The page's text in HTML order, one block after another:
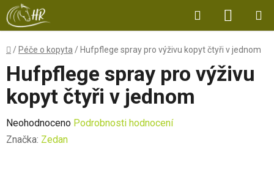
Přejít
na
obsah
Hledat
KOŠÍK
Domů
/ Péče o kopyta / Hufpflege spray pro výživu kopyt čtyři v jednom
Hufpflege spray pro výživu
kopyt čtyři v jednom
Průměrné
hodnocení
Neohodnoceno Podrobnosti hodnocení
Značka: Zedan